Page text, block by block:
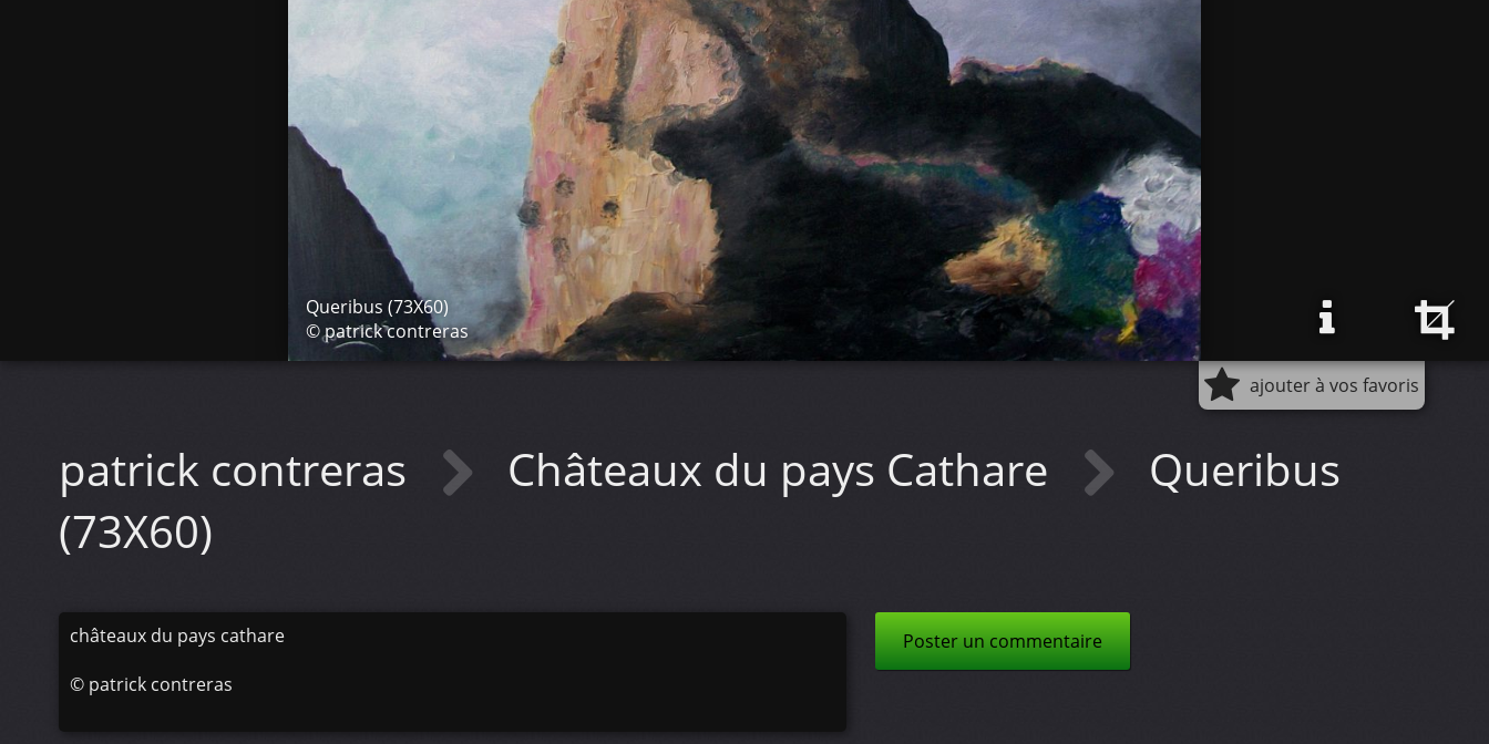
Queribus (73X60)
© patrick contreras
ajouter à vos favoris
patrick contreras Châteaux du pays Cathare
Queribus
(73X60)
châteaux du pays cathare
© patrick contreras
Poster un commentaire